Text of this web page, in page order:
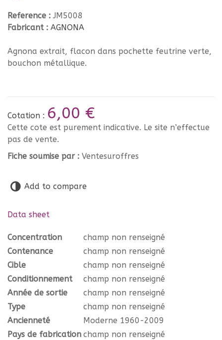
Reference : JM5008
Fabricant : AGNONA
Agnona extrait, flacon dans pochette feutrine verte,
bouchon métallique.
Cotation : 6,00 €
Cette cote est purement indicative. Le site n’effectue
pas de vente.
Fiche soumise par : Ventesuroffres
Add to compare
Data sheet
Concentration
champ non renseigné
Contenance
champ non renseigné
Cible
champ non renseigné
Conditionnement
champ non renseigné
Année de sortie
champ non renseigné
Type
champ non renseigné
Ancienneté
Moderne 1960-2009
Pays de fabrication champ non renseigné